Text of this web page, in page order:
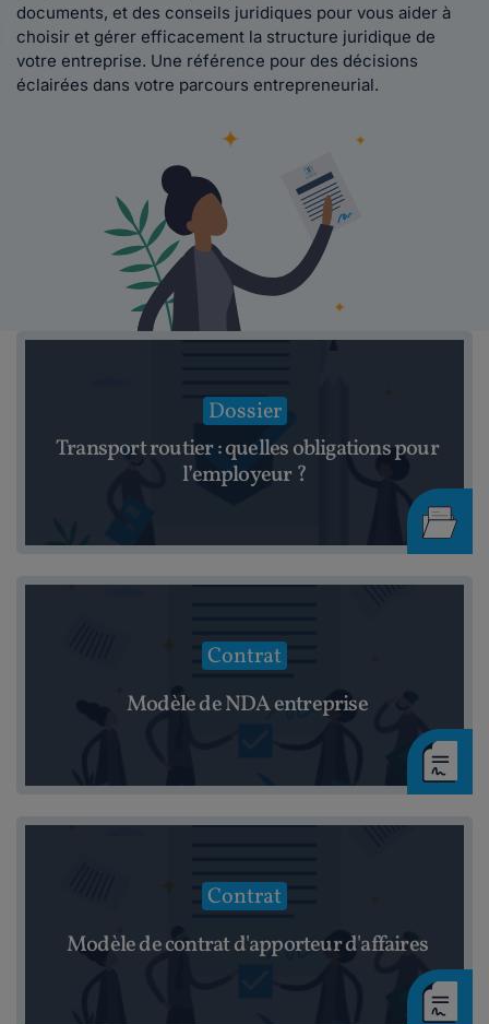
documents, et des conseils juridiques pour vous aider à
choisir et gérer efficacement la structure juridique de
votre entreprise. Une référence pour des décisions
éclairées dans votre parcours entrepreneurial.
Dossier
Transport routier : quelles obligations pour
l’employeur ?
Contrat
Modèle de NDA entreprise
Contrat
Modèle de contrat d'apporteur d'affaires